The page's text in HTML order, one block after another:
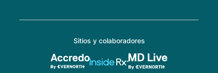
Sitios y colaboradores